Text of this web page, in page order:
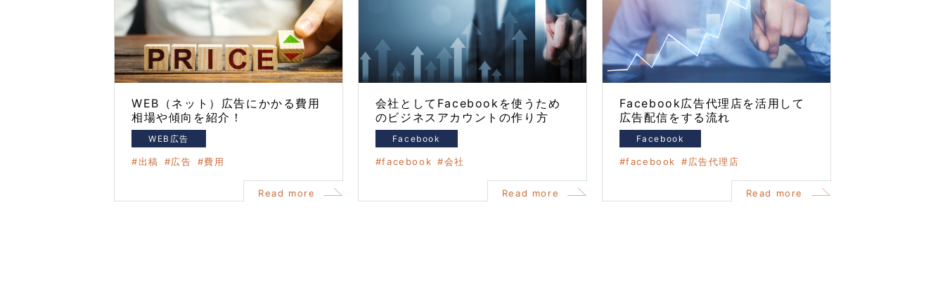
WEB（ネット）広告にかかる費用
相場や傾向を紹介！
WEB広告
出稿 広告 費用
Read more
会社としてFacebookを使うため
のビジネスアカウントの作り方
Facebook
facebook 会社
Read more
Facebook広告代理店を活用して
広告配信をする流れ
Facebook
facebook 広告代理店
Read more